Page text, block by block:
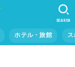
ホテル・旅館
SEARCH